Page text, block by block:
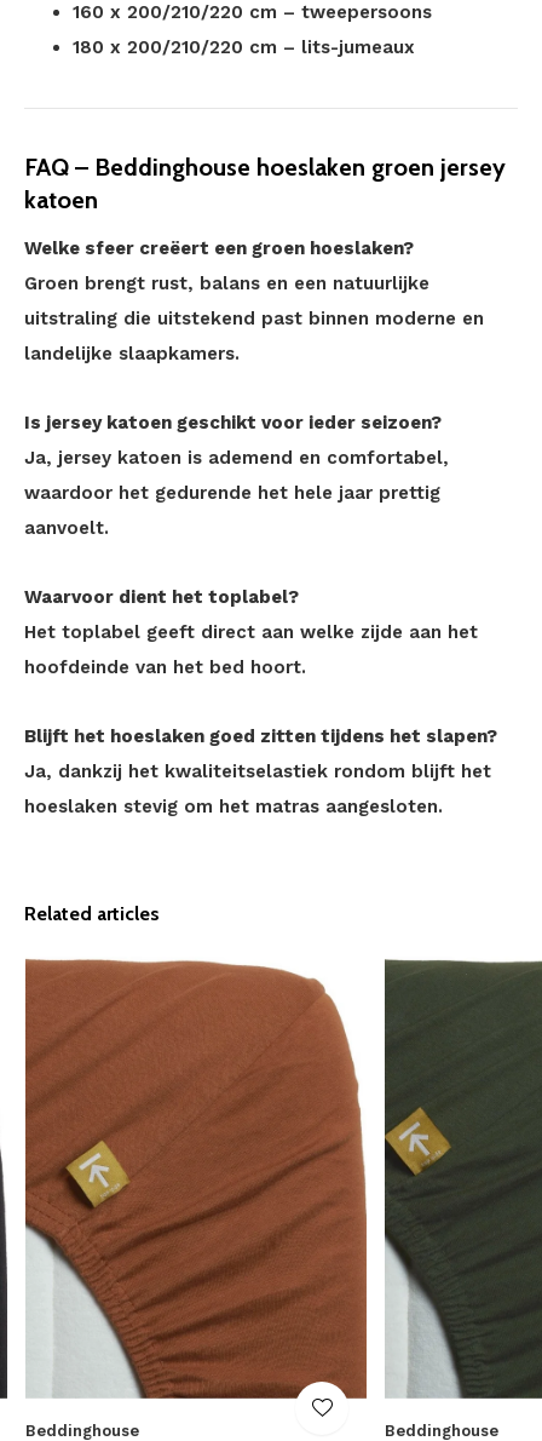
160 x 200/210/220 cm – tweepersoons
180 x 200/210/220 cm – lits-jumeaux
FAQ – Beddinghouse hoeslaken groen jersey
katoen
Welke sfeer creëert een groen hoeslaken?
Groen brengt rust, balans en een natuurlijke
uitstraling die uitstekend past binnen moderne en
landelijke slaapkamers.
Is jersey katoen geschikt voor ieder seizoen?
Ja, jersey katoen is ademend en comfortabel,
waardoor het gedurende het hele jaar prettig
aanvoelt.
Waarvoor dient het toplabel?
Het toplabel geeft direct aan welke zijde aan het
hoofdeinde van het bed hoort.
Blijft het hoeslaken goed zitten tijdens het slapen?
Ja, dankzij het kwaliteitselastiek rondom blijft het
hoeslaken stevig om het matras aangesloten.
Related articles
Beddinghouse Beddinghouse